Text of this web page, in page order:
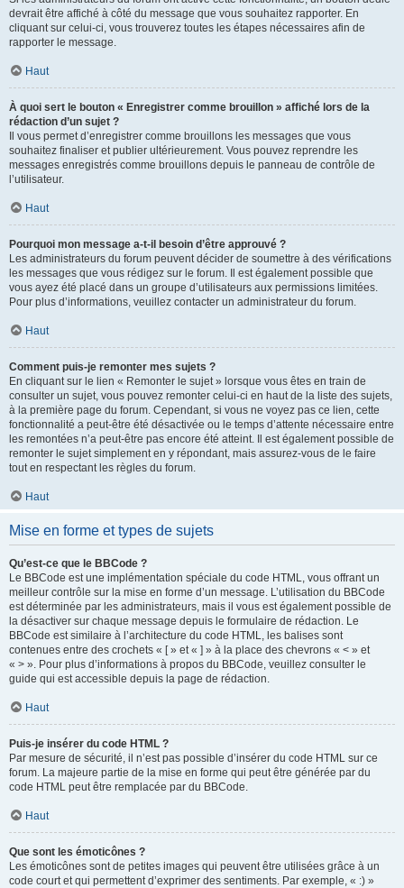
devrait être affiché à côté du message que vous souhaitez rapporter. En
cliquant sur celui-ci, vous trouverez toutes les étapes nécessaires afin de
rapporter le message.
Haut
À quoi sert le bouton « Enregistrer comme brouillon » affiché lors de la
rédaction d’un sujet ?
Il vous permet d’enregistrer comme brouillons les messages que vous
souhaitez finaliser et publier ultérieurement. Vous pouvez reprendre les
messages enregistrés comme brouillons depuis le panneau de contrôle de
l’utilisateur.
Haut
Pourquoi mon message a-t-il besoin d’être approuvé ?
Les administrateurs du forum peuvent décider de soumettre à des vérifications
les messages que vous rédigez sur le forum. Il est également possible que
vous ayez été placé dans un groupe d’utilisateurs aux permissions limitées.
Pour plus d’informations, veuillez contacter un administrateur du forum.
Haut
Comment puis-je remonter mes sujets ?
En cliquant sur le lien « Remonter le sujet » lorsque vous êtes en train de
consulter un sujet, vous pouvez remonter celui-ci en haut de la liste des sujets,
à la première page du forum. Cependant, si vous ne voyez pas ce lien, cette
fonctionnalité a peut-être été désactivée ou le temps d’attente nécessaire entre
les remontées n’a peut-être pas encore été atteint. Il est également possible de
remonter le sujet simplement en y répondant, mais assurez-vous de le faire
tout en respectant les règles du forum.
Haut
Mise en forme et types de sujets
Qu’est-ce que le BBCode ?
Le BBCode est une implémentation spéciale du code HTML, vous offrant un
meilleur contrôle sur la mise en forme d’un message. L’utilisation du BBCode
est déterminée par les administrateurs, mais il vous est également possible de
la désactiver sur chaque message depuis le formulaire de rédaction. Le
BBCode est similaire à l’architecture du code HTML, les balises sont
contenues entre des crochets « [ » et « ] » à la place des chevrons « < » et
« > ». Pour plus d’informations à propos du BBCode, veuillez consulter le
guide qui est accessible depuis la page de rédaction.
Haut
Puis-je insérer du code HTML ?
Par mesure de sécurité, il n’est pas possible d’insérer du code HTML sur ce
forum. La majeure partie de la mise en forme qui peut être générée par du
code HTML peut être remplacée par du BBCode.
Haut
Que sont les émoticônes ?
Les émoticônes sont de petites images qui peuvent être utilisées grâce à un
code court et qui permettent d’exprimer des sentiments. Par exemple, « :) »